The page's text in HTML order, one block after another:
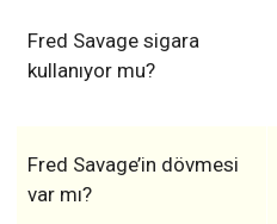
Fred Savage sigara
kullanıyor mu?
Fred Savage’in dövmesi
var mı?